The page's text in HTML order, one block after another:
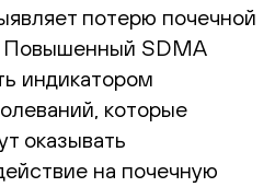
потерю почечной
Повышенный SDMA
индикатором
которые
оказывать
на почечную